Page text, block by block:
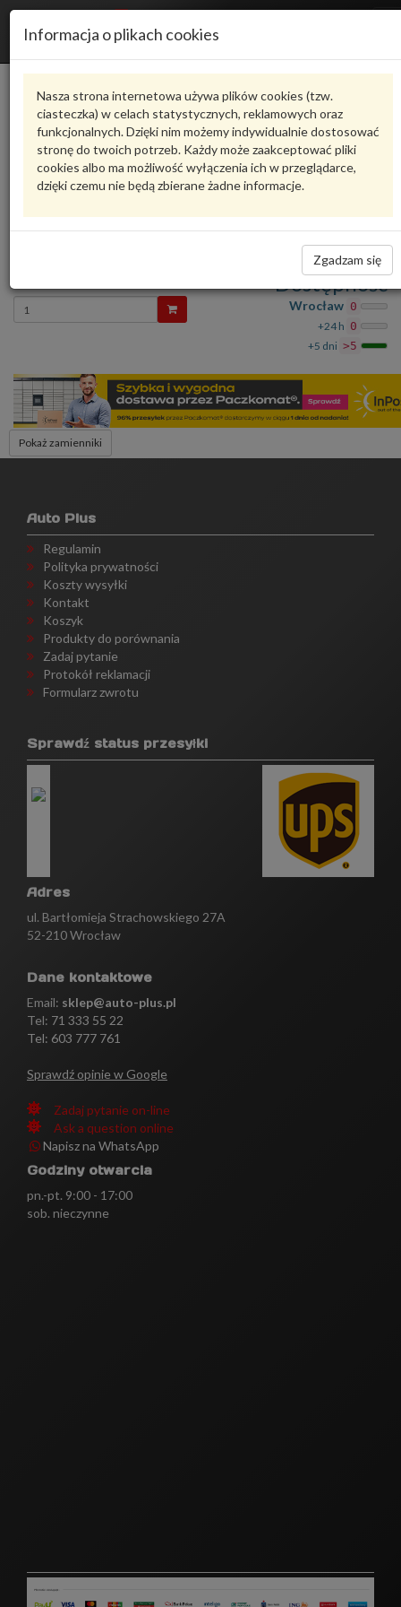
Informacja o plikach cookies
Nasza strona internetowa używa plików cookies (tzw.
ciasteczka) w celach statystycznych, reklamowych oraz
funkcjonalnych. Dzięki nim możemy indywidualnie dostosować
stronę do twoich potrzeb. Każdy może zaakceptować pliki
cookies albo ma możliwość wyłączenia ich w przeglądarce,
dzięki czemu nie będą zbierane żadne informacje.
Zgadzam się
Karta produktu
8V0121283QVAG
VAG - produkt oryginalny VW AUDI SEAT SKODA
KIEROWNICA 8V0121283Q VAG
Wprowadź
ilość
Dostępność
Wrocław 0
+24 h 0
+5 dni >5
Pokaż zamienniki
Auto Plus
Regulamin
Polityka prywatności
Koszty wysyłki
Kontakt
Koszyk
Produkty do porównania
Zadaj pytanie
Protokół reklamacji
Formularz zwrotu
Sprawdź status przesyłki
Adres
ul. Bartłomieja Strachowskiego 27A
52-210 Wrocław
Dane kontaktowe
Email: sklep@auto-plus.pl
Tel: 71 333 55 22
Tel: 603 777 761
Sprawdź opinie w Google
Zadaj pytanie on-line
Ask a question online
Napisz na WhatsApp
Godziny otwarcia
pn.-pt. 9:00 - 17:00
sob. nieczynne